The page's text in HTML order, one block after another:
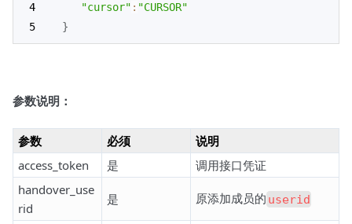
"cursor" : "CURSOR"
}
参数说明：
参数 必须
说明
access_token
是
调用接口凭证
handover_use
rid
是 原添加成员的 userid